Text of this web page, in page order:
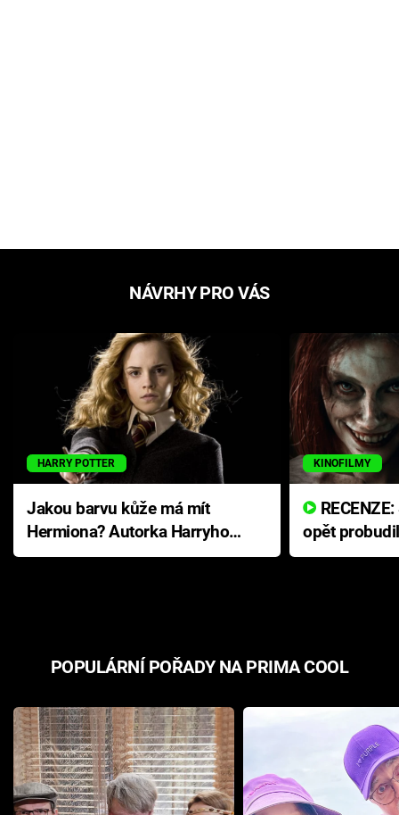
NÁVRHY PRO VÁS
HARRY POTTER
Jakou barvu kůže má mít
Hermiona? Autorka Harryho
Pottera přišla s ráznou
KINOFILMY
opět
přichází s
POPULÁRNÍ POŘADY NA PRIMA COOL